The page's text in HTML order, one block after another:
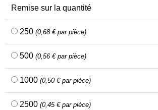
Remise sur la quantité
250 (0,68 € par pièce)
500 (0,56 € par pièce)
1000 (0,50 € par pièce)
2500 (0,45 € par pièce)